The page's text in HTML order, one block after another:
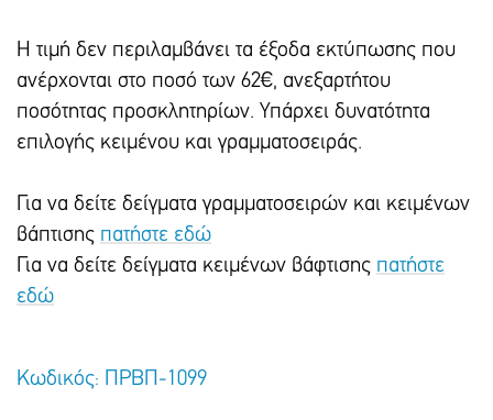
Η τιμή δεν περιλαμβάνει τα έξοδα εκτύπωσης που
ανέρχονται στο ποσό των 62€, ανεξαρτήτου
ποσότητας προσκλητηρίων. Υπάρxει δυνατότητα
επιλογής κειμένου και γραμματοσειράς.
Για να δείτε δείγματα γραμματοσειρών και κειμένων
βάπτισης πατήστε εδώ
Για να δείτε δείγματα κειμένων βάφτισης πατήστε
εδώ
Κωδικός: ΠΡΒΠ-1099